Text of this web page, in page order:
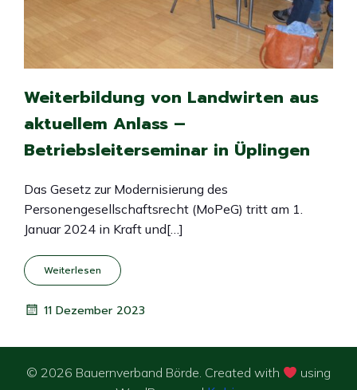
Weiterbildung von Landwirten aus
aktuellem Anlass –
Betriebsleiterseminar in Üplingen
Das Gesetz zur Modernisierung des
Personengesellschaftsrecht (MoPeG) tritt am 1.
Januar 2024 in Kraft und[…]
Weiterlesen
11 Dezember 2023
© 2026 Bauernverband Börde. Created with
using